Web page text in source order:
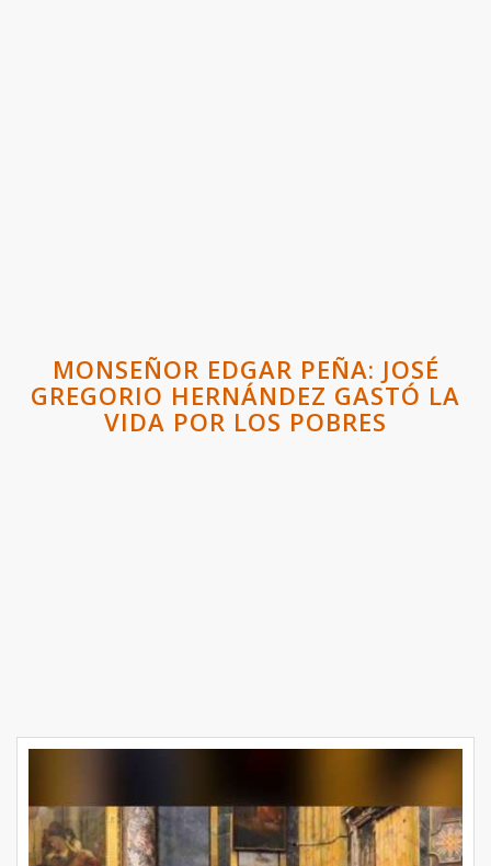
MONSEÑOR EDGAR PEÑA: JOSÉ
GREGORIO HERNÁNDEZ GASTÓ LA
VIDA POR LOS POBRES